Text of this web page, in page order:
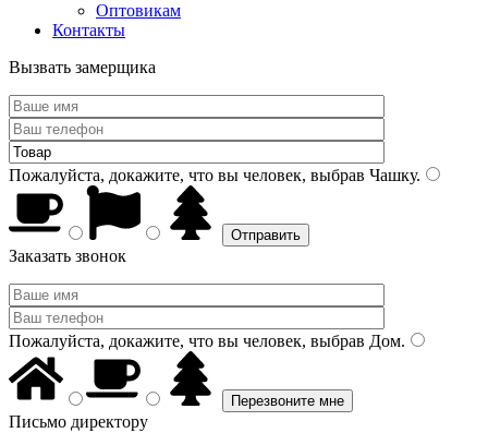
Оптовикам
Контакты
Вызвать замерщика
Пожалуйста, докажите, что вы человек, выбрав Чашку.
Заказать звонок
Пожалуйста, докажите, что вы человек, выбрав Дом.
Письмо директору